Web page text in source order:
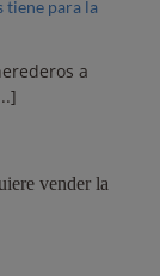
tiene para la
a